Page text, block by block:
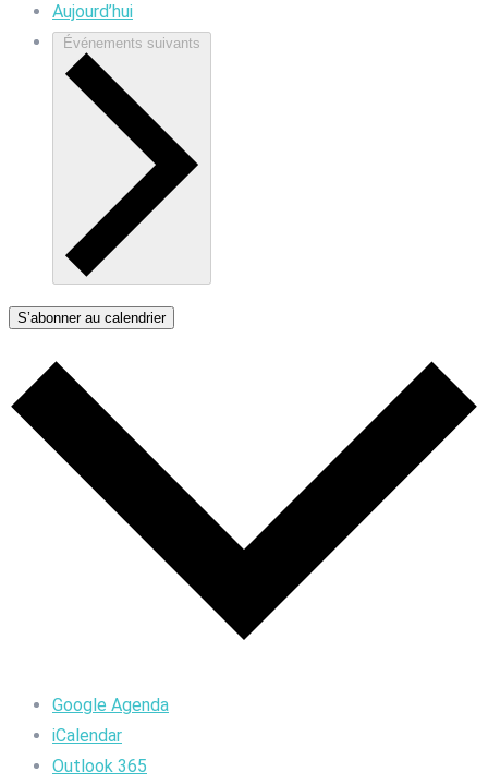
Aujourd’hui
Événements suivants
S’abonner au calendrier
Google Agenda
iCalendar
Outlook 365